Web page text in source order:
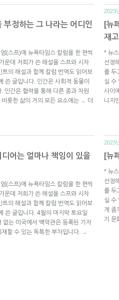
부정하는 그 나라는 어디인
(스프)에 뉴욕타임스 칼럼을 한 편씩
운데 저희가 쓴 해설을 스프와 시차
의 해설과 함께 칼럼 번역도 읽어보
쓴 글입니다. 인간은 사회적 동물이
인간은 협력을 통해 다른 종과 차원
롯한 삶의 거의 모든 요소에는 → 더
2023
[뉴
재
* 뉴
선정
를 두
실 수
사이
니지
어는 얼마나 책임이 있을
(스프)에 뉴욕타임스 칼럼을 한 편씩
운데 저희가 쓴 해설을 스프와 시차
의 해설과 함께 칼럼 번역도 읽어보
쓴 글입니다. 4월의 마지막 토요일
없는 미국에서 백악관은 등록된 기자
할 수 있는 독특한 부처입니다. →
2023
[뉴
* 뉴
선정
를 두
실 수
게 좀
기 문